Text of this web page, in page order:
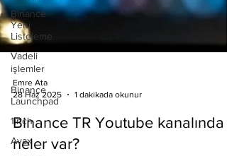
Binance
Yeni
Listeleme
Vadeli
işlemler
Binance
Launchpad
1inch
Avax
Emre Ata